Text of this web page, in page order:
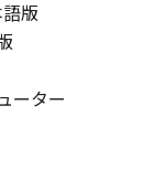
本ソフト
ずるいか
生的また
されない
版
ーター